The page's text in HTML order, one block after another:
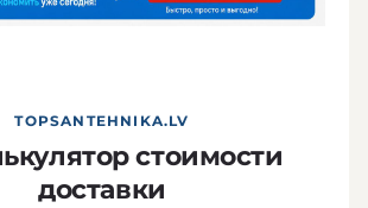
TOPSANTEHNIKA.LV
стоимости
доставки